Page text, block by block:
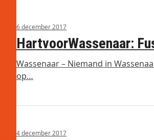
6 december 2017
HartvoorWassenaar:
Wassenaar – Niemand in
op…
4 december 2017